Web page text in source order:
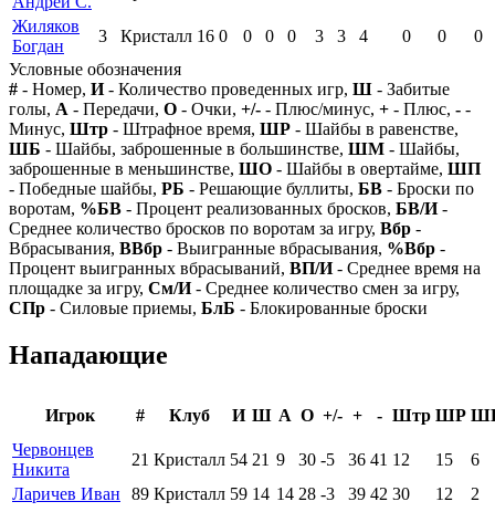
Жиляков
Богдан
3 Кристалл 16 0 0 0 0 3 3 4 0 0
0
Условные обозначения
# - Номер, И- Количество проведенных игр, Ш - Забитые
голы, А - Передачи, О - Очки, +/- - Плюс/минус, + - Плюс, - -
Минус, Штр - Штрафное время, ШР - Шайбы в равенстве,
ШБ - Шайбы, заброшенные в большинстве, ШМ - Шайбы,
заброшенные в меньшинстве, ШО - Шайбы в овертайме, ШП
- Победные шайбы, РБ - Решающие буллиты, БВ - Броски по
воротам, %БВ - Процент реализованных бросков, БВ/И-
Среднее количество бросков по воротам за игру, Вбр -
Вбрасывания, ВВбр - Выигранные вбрасывания, %Вбр -
Процент выигранных вбрасываний, ВП/И- Среднее время на
площадке за игру, См/И- Среднее количество смен за игру,
СПр - Силовые приемы, БлБ - Блокированные броски
Нападающие
Игрок # Клуб И Ш А О +/- + - Штр ШР
Червонцев
Никита
21 Кристалл 54 21 9 30 -5 36 41 12 15
6
Ларичев Иван
89 Кристалл 59 14 14 28 -3 39 42 30 12
2